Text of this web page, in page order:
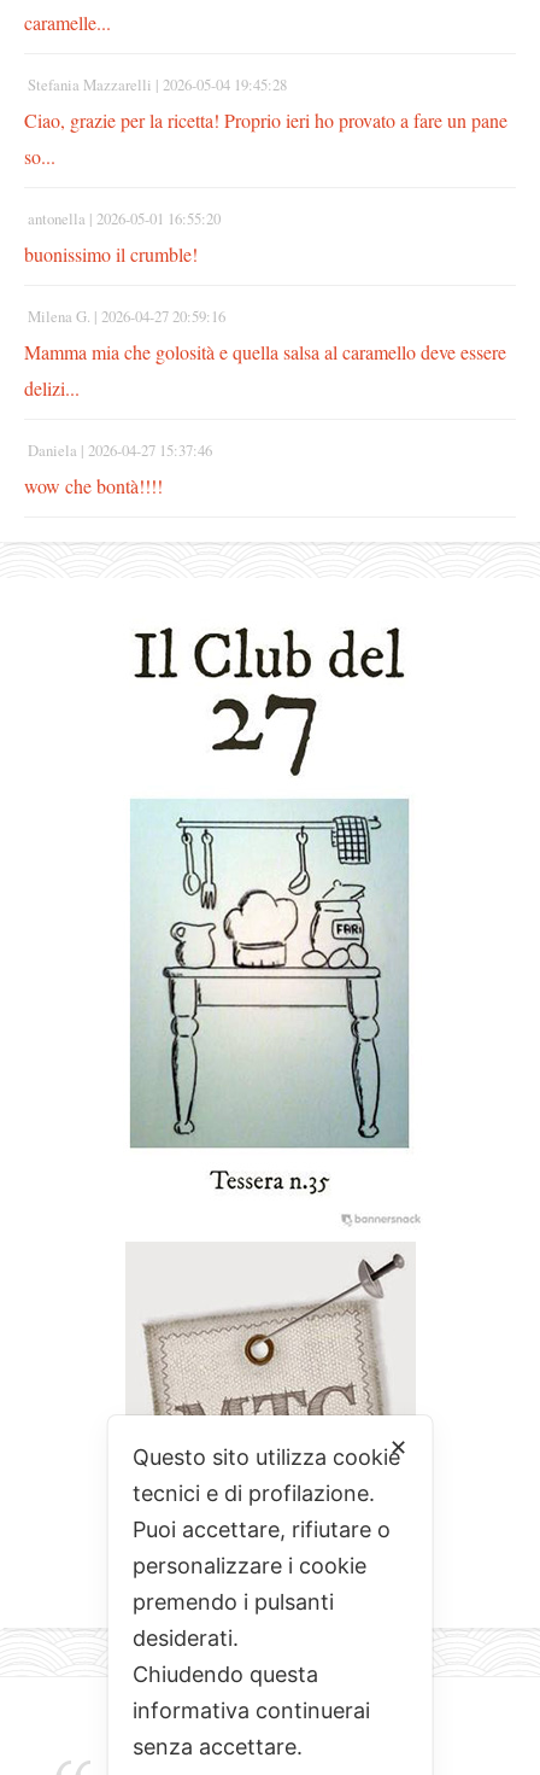
caramelle...
Stefania Mazzarelli | 2026-05-04 19:45:28
Ciao, grazie per la ricetta! Proprio ieri ho provato a fare un pane
so...
antonella | 2026-05-01 16:55:20
buonissimo il crumble!
Milena G. | 2026-04-27 20:59:16
Mamma mia che golosità e quella salsa al caramello deve essere
delizi...
Daniela | 2026-04-27 15:37:46
wow che bontà!!!!
✕
Questo sito utilizza cookie
tecnici e di profilazione.
Puoi accettare, rifiutare o
personalizzare i cookie
premendo i pulsanti
desiderati.
Chiudendo questa
informativa continuerai
senza accettare.